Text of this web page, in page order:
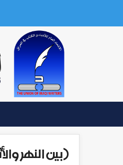
(بين النهر